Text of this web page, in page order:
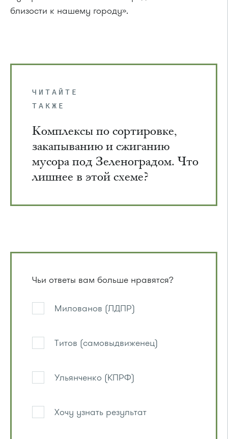
близости к нашему городу».
ЧИТАЙТЕ
ТАКЖЕ
Комплексы по сортировке,
закапыванию и сжиганию
мусора под Зеленоградом. Что
лишнее в этой схеме?
Чьи ответы вам больше нравятся?
Милованов (ЛДПР)
Титов (самовыдвиженец)
Ульянченко (КПРФ)
Хочу узнать результат